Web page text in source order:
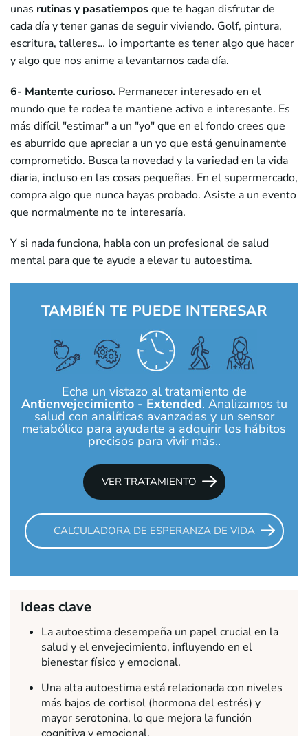
unas rutinas y pasatiemposque te hagan disfrutar de
cada día y tener ganas de seguir viviendo. Golf, pintura,
escritura, talleres… lo importante es tener algo que hacer
y algo que nos anime a levantarnos cada día.
6- Mantente curioso. Permanecer interesado en el
mundo que te rodea te mantiene activo e interesante. Es
más difícil "estimar" a un "yo" que en el fondo crees que
es aburrido que apreciar a un yo que está genuinamente
comprometido. Busca la novedad y la variedad en la vida
diaria, incluso en las cosas pequeñas. En el supermercado,
compra algo que nunca hayas probado. Asiste a un evento
que normalmente no te interesaría.
Y si nada funciona, habla con un profesional de salud
mental para que te ayude a elevar tu autoestima.
TAMBIÉN TE PUEDE INTERESAR
Echa un vistazo al tratamiento de
Antienvejecimiento - Extended. Analizamos tu
salud con analíticas avanzadas y un sensor
metabólico para ayudarte a adquirir los hábitos
precisos para vivir más..
VER TRATAMIENTO
CALCULADORA DE ESPERANZA DE VIDA
Ideas clave
La autoestima desempeña un papel crucial en la
salud y el envejecimiento, influyendo en el
bienestar físico y emocional.
Una alta autoestima está relacionada con niveles
más bajos de cortisol (hormona del estrés) y
mayor serotonina, lo que mejora la función